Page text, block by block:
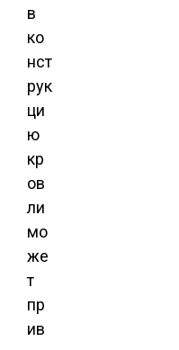
в
ко
нст
рук
ци
ю
кр
ов
ли
мо
же
т
пр
ив